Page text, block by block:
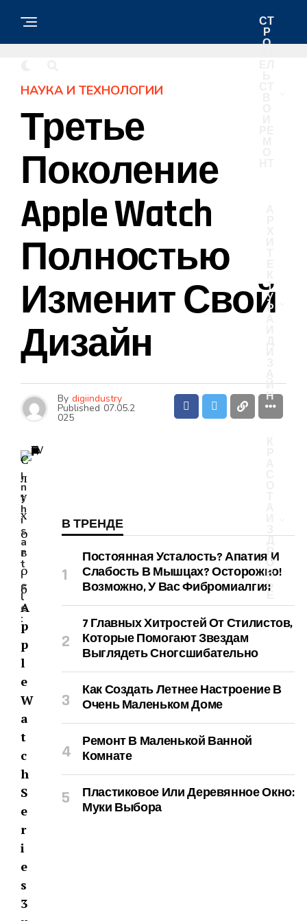
СТ
Р
О
Т
У
Р
Й
Н
Р
О
В
Ь
НАУКА И ТЕХНОЛОГИИ
Третье
Поколение
Apple Watch
Полностью
Изменит Свой
Дизайн
By digiindustry
Published 07.05.2
025
С
л
у
х
о
в
о
б
A
p
p
l
e
W
a
t
c
h
S
e
r
i
e
s
3
I
n
t
h
i
s
a
r
t
i
c
l
e
:
В ТРЕНДЕ
Постоянная Усталость? Апатия И
Слабость В Мышцах? Осторожно!
Возможно, У Вас Фибромиалгия
7 Главных Хитростей От Стилистов,
Которые Помогают Звездам
Выглядеть Сногсшибательно
Как Создать Летнее Настроение В
Очень Маленьком Доме
Ремонт В Маленькой Ванной
Комнате
Пластиковое Или Деревянное Окно:
Муки Выбора